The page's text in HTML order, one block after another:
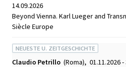
14.09.2026
Beyond Vienna. Karl Lueger and
Siècle Europe
NEUESTE U. ZEITGESCHICHTE
Claudio Petrillo (Roma), 01.11.2026 -